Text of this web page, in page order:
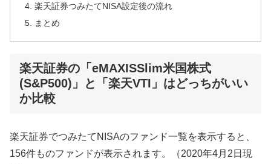
楽天証券つみたてNISA設定後の流れ
まとめ
楽天証券の「eMAXISSlim米国株式
(S&P500)」と「楽天VTI」はどっちがいい
か比較
楽天証券でつみたてNISAのファンド一覧を表示すると、
156件ものファンドが表示されます。（2020年4月2日現